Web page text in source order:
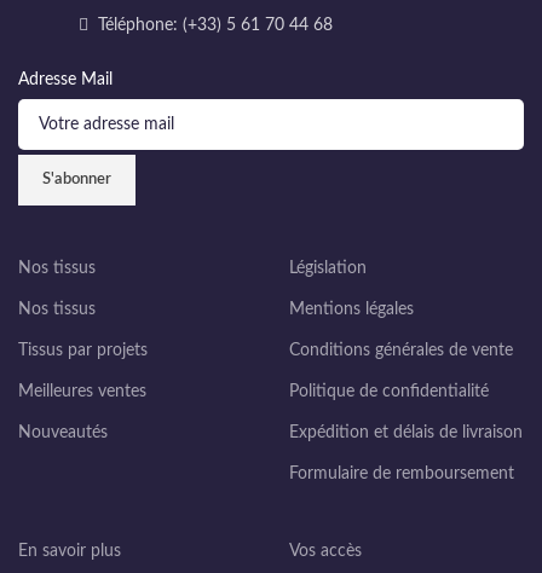
Téléphone: (+33) 5 61 70 44 68
Adresse Mail
Nos tissus
Nos tissus
Tissus par projets
Meilleures ventes
Nouveautés
Législation
Mentions légales
Conditions générales de vente
Politique de confidentialité
Expédition et délais de livraison
Formulaire de remboursement
En savoir plus Vos accès